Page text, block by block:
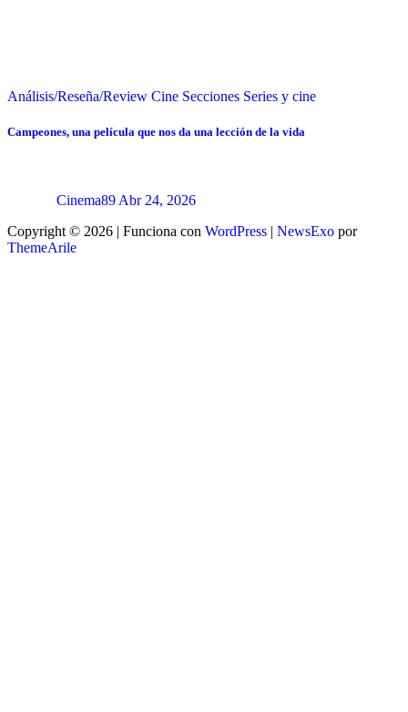
Análisis/Reseña/Review Cine Secciones Series y cine
Campeones, una película que nos da una lección de la vida
Cinema89 Abr 24, 2026
Copyright © 2026 | Funciona con WordPress | NewsExo por
ThemeArile